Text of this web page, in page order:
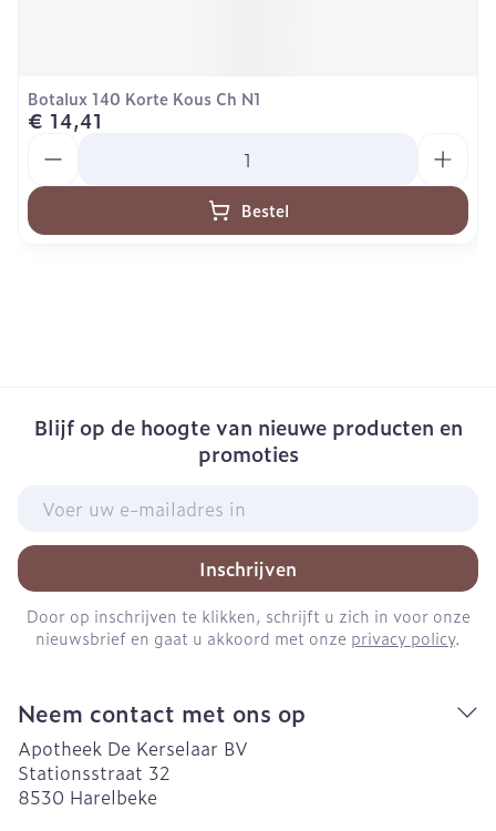
Botalux 140 Korte Kous Ch N1
€ 14,41
Bestel
Blijf op de hoogte van nieuwe producten en
promoties
Inschrijven
Door op inschrijven te klikken, schrijft u zich in voor onze
nieuwsbrief en gaat u akkoord met onze privacy policy.
Neem contact met ons op
Apotheek De Kerselaar BV
Stationsstraat 32
8530 Harelbeke